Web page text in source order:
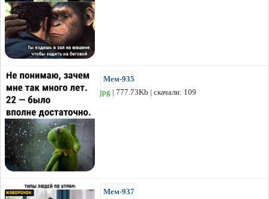
Мем-935
jpg | 777.73Kb | скачали: 109
Мем-937